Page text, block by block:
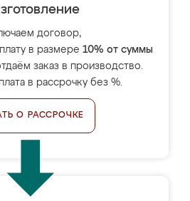
договор,
в размере 10% от суммы
заказ в производство.
в рассрочку без %.
О РАССРОЧКЕ